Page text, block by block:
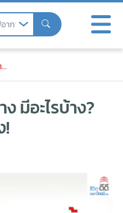
ะไรบ้าง? และ 6
!
มีอะไรบ้าง?
!